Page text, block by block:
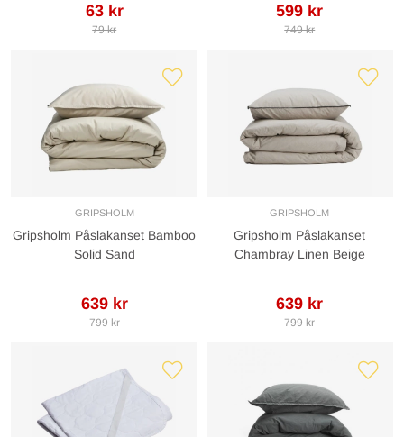
63 kr
79 kr
599 kr
749 kr
GRIPSHOLM
Gripsholm Påslakanset Bamboo
Solid Sand
639 kr
799 kr
GRIPSHOLM
Gripsholm Påslakanset
Chambray Linen Beige
639 kr
799 kr